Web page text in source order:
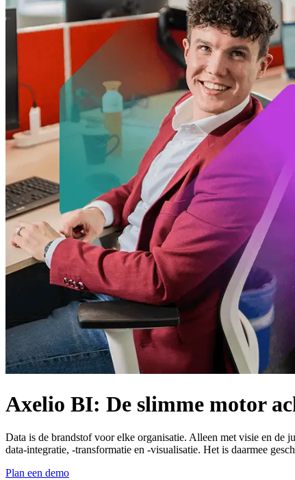
Axelio BI: De slimme motor
Data is de brandstof voor elke organisatie. Alleen met visie en de
data-integratie, -transformatie en -visualisatie. Het is daarmee
Plan een demo